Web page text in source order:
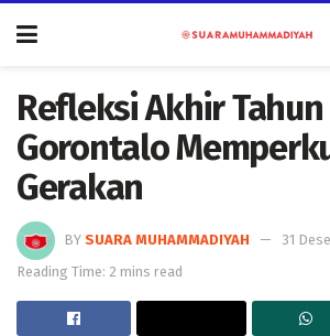
Refleksi Akhir Tahun
Gorontalo
Gerakan
BY SUARA MUHAMMADIYAH
31
Reading Time: 2 mins read